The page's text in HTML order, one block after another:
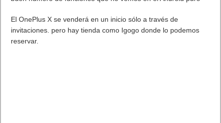
El OnePlus X se venderá en un inicio sólo a través de
invitaciones. pero hay tienda como Igogo donde lo podemos
reservar.